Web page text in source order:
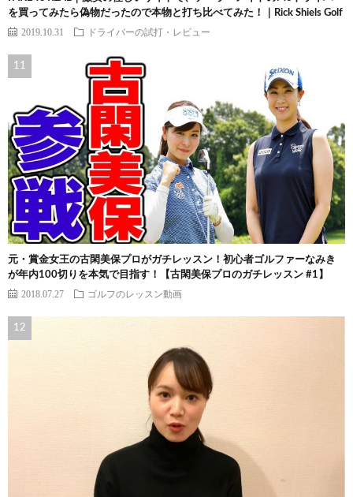
を買ってみたら偽物だったので本物と打ち比べてみた！｜Rick Shiels Golf
2019.10.31 ドライバーの試打・レビュー
元・賞金女王の古閑美保プロがガチレッスン！初心者ゴルファーなみき
が年内100切りを本気で目指す！【古閑美保プロのガチレッスン #1】
2018.07.27 ゴルフのレッスン動画